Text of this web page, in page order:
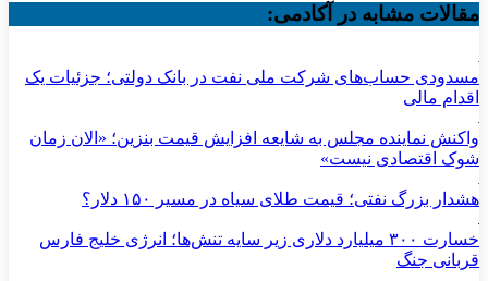
مقالات مشابه در آکادمی:
مسدودی حساب‌های شرکت ملی نفت در بانک دولتی؛ جزئیات یک
اقدام مالی
واکنش نماینده مجلس به شایعه افزایش قیمت بنزین؛ «الان زمان
شوک اقتصادی نیست»
هشدار بزرگ نفتی؛ قیمت طلای سیاه در مسیر ۱۵۰ دلار؟
خسارت ۳۰۰ میلیارد دلاری زیر سایه تنش‌ها؛ انرژی خلیج فارس
قربانی جنگ